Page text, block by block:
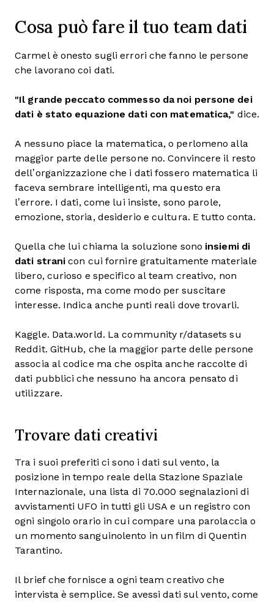
Cosa può fare il tuo team dati
Carmel è onesto sugli errori che fanno le persone
che lavorano coi dati.
"Il grande peccato commesso da noi persone dei
dati è stato equazione dati con matematica," dice.
A nessuno piace la matematica, o perlomeno alla
maggior parte delle persone no. Convincere il resto
dell’organizzazione che i dati fossero matematica li
faceva sembrare intelligenti, ma questo era
l’errore. I dati, come lui insiste, sono parole,
emozione, storia, desiderio e cultura. E tutto conta.
Quella che lui chiama la soluzione sono insiemi di
dati strani con cui fornire gratuitamente materiale
libero, curioso e specifico al team creativo, non
come risposta, ma come modo per suscitare
interesse. Indica anche punti reali dove trovarli.
Kaggle. Data.world. La community r/datasets su
Reddit. GitHub, che la maggior parte delle persone
associa al codice ma che ospita anche raccolte di
dati pubblici che nessuno ha ancora pensato di
utilizzare.
Trovare dati creativi
Tra i suoi preferiti ci sono i dati sul vento, la
posizione in tempo reale della Stazione Spaziale
Internazionale, una lista di 70.000 segnalazioni di
avvistamenti UFO in tutti gli USA e un registro con
ogni singolo orario in cui compare una parolaccia o
un momento sanguinolento in un film di Quentin
Tarantino.
Il brief che fornisce a ogni team creativo che
intervista è semplice. Se avessi dati sul vento, come